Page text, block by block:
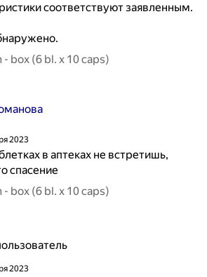
соответствуют заявленным.
box (6 bl. x 10 caps)
2023
в аптеках не встретишь,
спасение
box (6 bl. x 10 caps)
2023